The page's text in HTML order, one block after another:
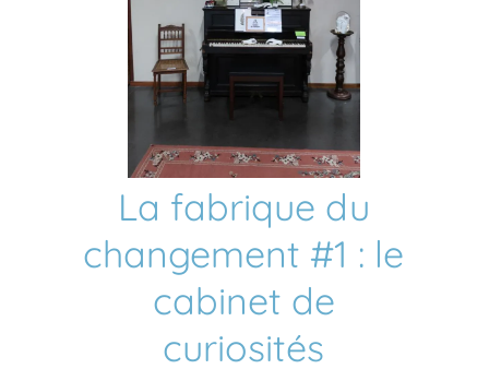
La fabrique du
changement #1 : le
cabinet de
curiosités